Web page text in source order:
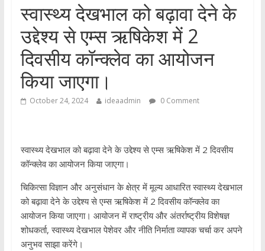
स्वास्थ्य देखभाल को बढ़ावा देने के
उद्देश्य से एम्स ऋषिकेश में 2
दिवसीय कॉन्क्लेव का आयोजन
किया जाएगा।
October 24, 2024 ideaadmin 0 Comment
स्वास्थ्य देखभाल को बढ़ावा देने के उद्देश्य से एम्स ऋषिकेश में 2 दिवसीय
कॉन्क्लेव का आयोजन किया जाएगा।
चिकित्सा विज्ञान और अनुसंधान के क्षेत्र में मूल्य आधारित स्वास्थ्य देखभाल
को बढ़ावा देने के उद्देश्य से एम्स ऋषिकेश में 2 दिवसीय कॉन्क्लेव का
आयोजन किया जाएगा। आयोजन में राष्ट्रीय और अंतर्राष्ट्रीय विशेषज्ञ
शोधकर्ता, स्वास्थ्य देखभाल पेशेवर और नीति निर्माता व्यापक चर्चा कर अपने
अनुभव साझा करेंगे।